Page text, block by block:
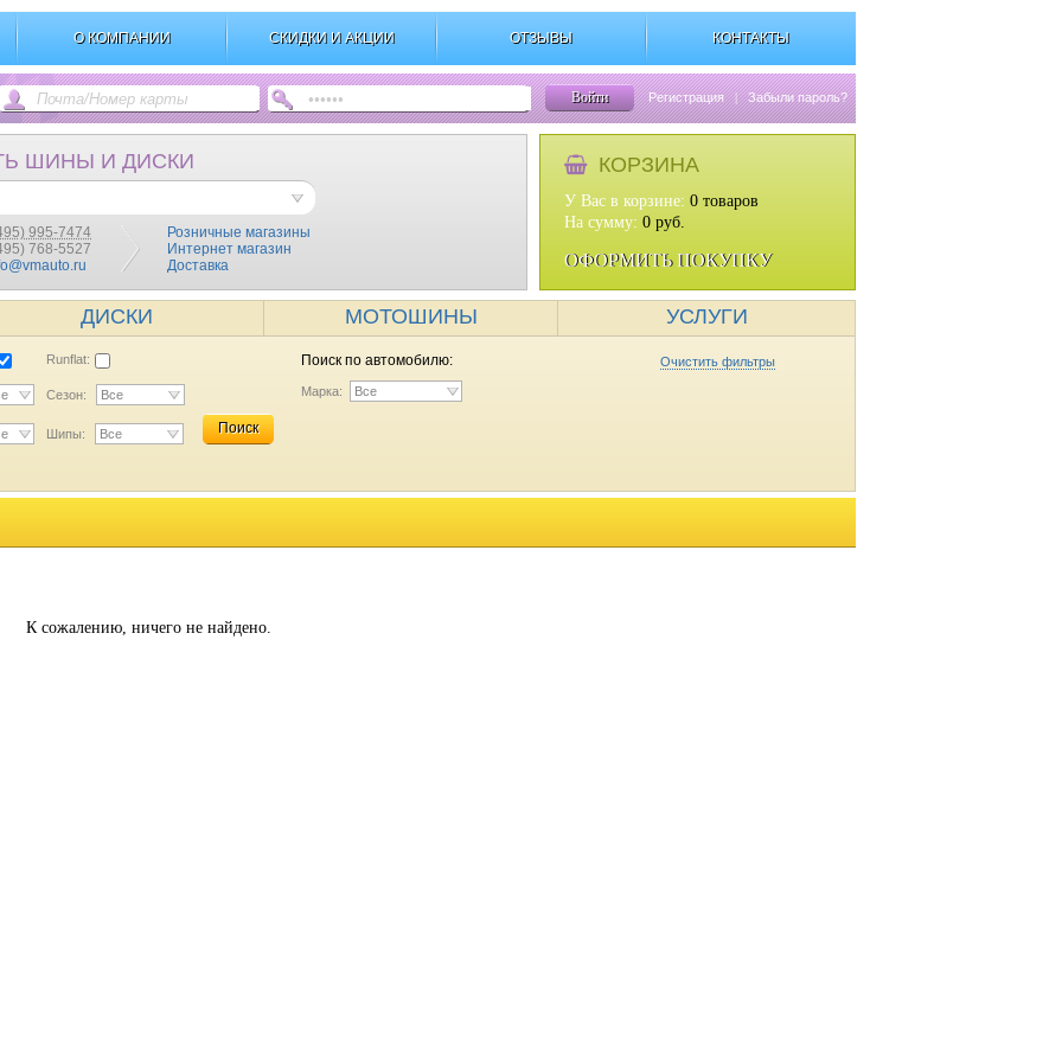
О КОМПАНИИ СКИДКИ И АКЦИИ ОТЗЫВЫ КОНТАКТЫ
Войти Регистрация | Забыли пароль?
ШИНЫ И ДИСКИ
995-7474
768-5527
Розничные магазины
Интернет магазин
Доставка
КОРЗИНА
У Вас в корзине: 0 товаров
На сумму: 0 руб.
ОФОРМИТЬ ПОКУПКУ
ДИСКИ МОТОШИНЫ УСЛУГИ
Runflat:
Сезон: Все
Шипы: Все Поиск
Поиск по автомобилю: Очистить фильтры
Марка: Все
К сожалению, ничего не найдено.